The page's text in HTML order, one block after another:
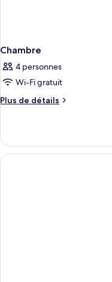
Chambre
4 personnes
Wi-Fi gratuit
Plus de détails
Plus
Chambre